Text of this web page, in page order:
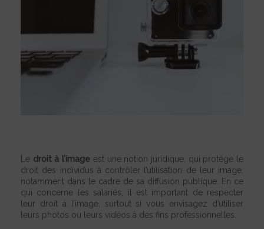
Le droit à l’image est une notion juridique, qui protège le
droit des individus à contrôler l’utilisation de leur image,
notamment dans le cadre de sa diffusion publique. En ce
qui concerne les salariés, il est important de respecter
leur droit à l’image, surtout si vous envisagez d’utiliser
leurs photos ou leurs vidéos à des fins professionnelles.